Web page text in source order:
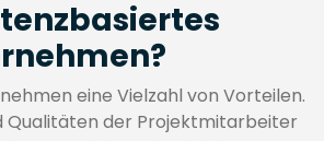
eine Vielzahl von Vorteilen.
Qualitäten der Projektmitarbeiter